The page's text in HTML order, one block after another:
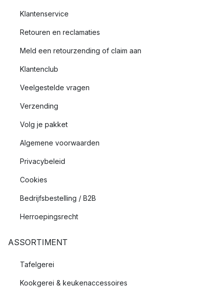
Klantenservice
Retouren en reclamaties
Meld een retourzending of claim aan
Klantenclub
Veelgestelde vragen
Verzending
Volg je pakket
Algemene voorwaarden
Privacybeleid
Cookies
Bedrijfsbestelling / B2B
Herroepingsrecht
ASSORTIMENT
Tafelgerei
Kookgerei & keukenaccessoires